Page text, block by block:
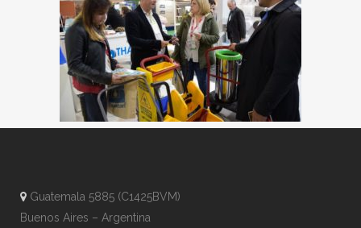
Guatemala 5885 (C1425BVM)
Buenos Aires – Argentina